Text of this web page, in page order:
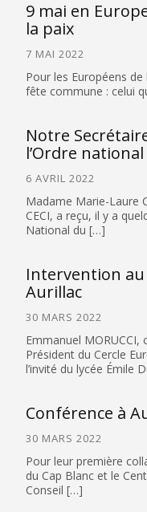
9 mai en
la paix
7 MAI 2022
Pour les Européens
fête commune : celui
Notre
l’Ordre
6 AVRIL 2022
Madame Marie-Laure
CECI, a reçu, il y a
National du […]
Intervention au
Aurillac
30 MARS 2022
Emmanuel
Président du Cercle
l’invité du lycée Émile
Conférence à
30 MARS 2022
Pour leur première
du Cap Blanc et le
Conseil […]